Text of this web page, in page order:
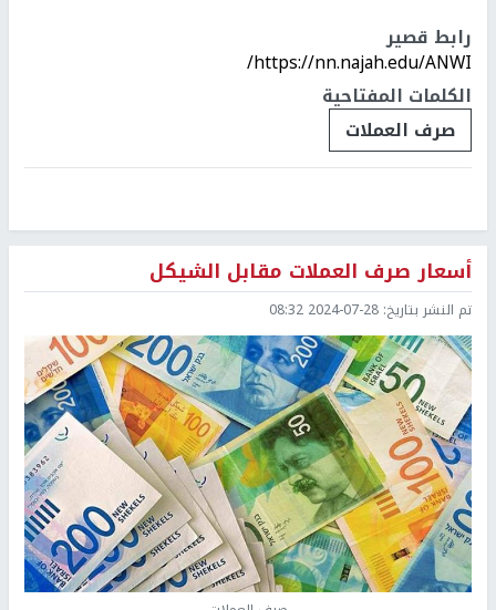
رابط قصير
https://nn.najah.edu/ANWI/
الكلمات المفتاحية
صرف العملات
أسعار صرف العملات مقابل الشيكل
تم النشر بتاريخ: 2024-07-28 08:32